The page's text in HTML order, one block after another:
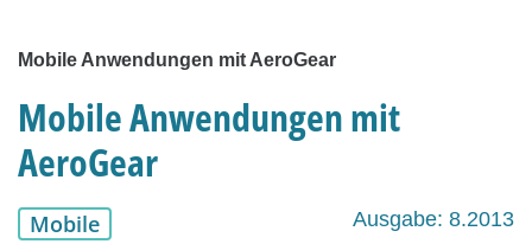
Mobile Anwendungen mit AeroGear
Mobile Anwendungen mit
AeroGear
Mobile Ausgabe: 8.2013